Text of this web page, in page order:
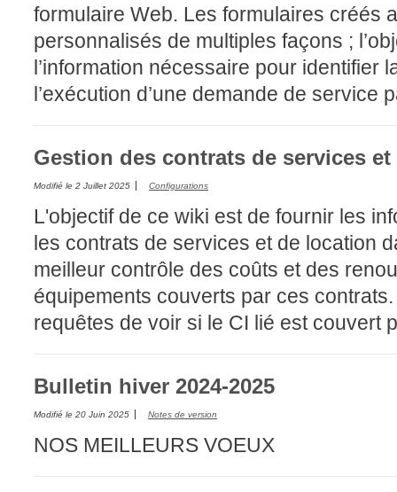
formulaire Web. Les formulaires créés
personnalisés de multiples façons ;
l’information nécessaire pour identifier
l’exécution d’une demande de service
Gestion des contrats de services
Modifié le 2 Juillet 2025 Configurations
L'objectif de ce wiki est de fournir les
les contrats de services et de location
meilleur contrôle des coûts et des
équipements couverts par ces
requêtes de voir si le CI lié est couvert
Bulletin hiver 2024-2025
Modifié le 20 Juin 2025 Notes de version
NOS MEILLEURS VOEUX